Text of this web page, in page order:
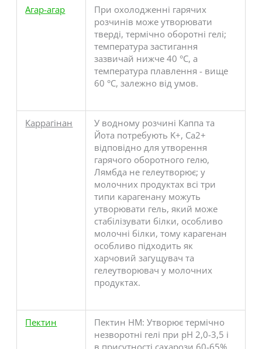
Агар-агар
При охолодженні гарячих
розчинів може утворювати
тверді, термічно оборотні гелі;
температура застигання
зазвичай нижче 40 °C, а
температура плавлення - вище
60 °C, залежно від умов.
Каррагінан
У водному розчині Каппа та
Йота потребують K+, Ca2+
відповідно для утворення
гарячого оборотного гелю,
Лямбда не гелеутворює; у
молочних продуктах всі три
типи карагенану можуть
утворювати гель, який може
стабілізувати білки, особливо
молочні білки, тому карагенан
особливо підходить як
харчовий загущувач та
гелеутворювач у молочних
продуктах.
Пектин
Пектин HM: Утворює термічно
незворотні гелі при рН 2,0-3,5 і
в присутності сахарози 60-65%.